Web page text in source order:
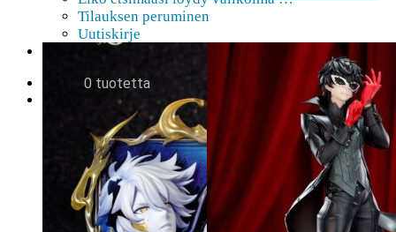
Tilauksen peruminen
Uutiskirje
0 tuotetta